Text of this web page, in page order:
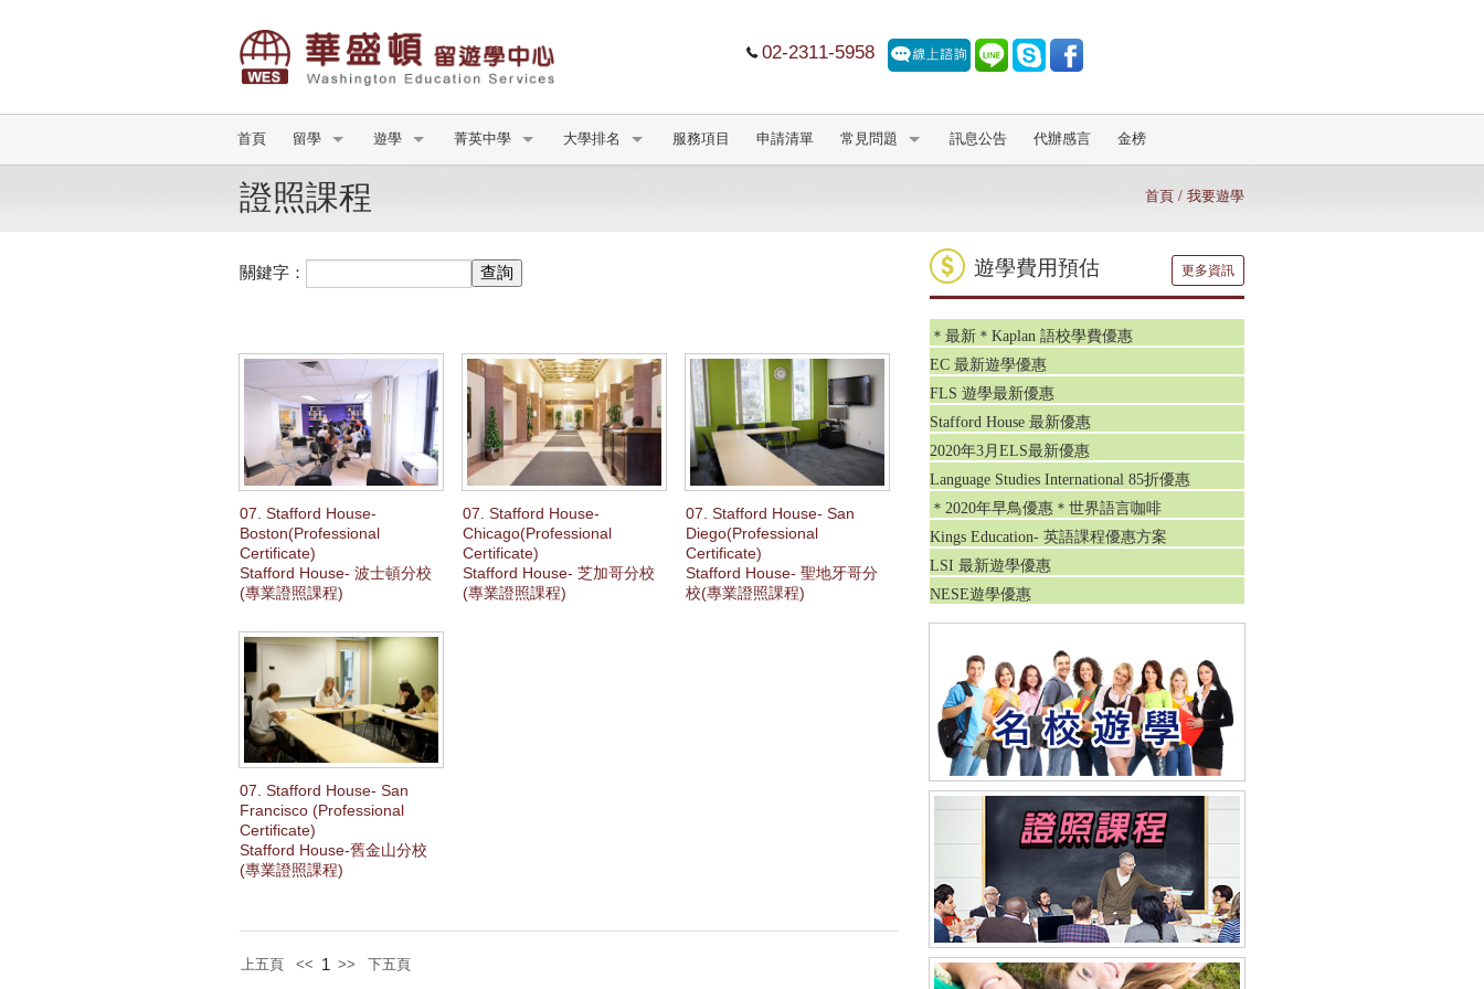
02-2311-5958
首頁 留學 遊學 菁英中學 大學排名 服務項目 申請清單 常見問題 訊息公告 代辦感言 金榜
證照課程 首頁/ 我要遊學
關鍵字：
07. Stafford House-
Boston(Professional
Certificate)
Stafford House- 波士頓分校
(專業證照課程)
07. Stafford House-
Chicago(Professional
Certificate)
Stafford House- 芝加哥分校
(專業證照課程)
07. Stafford House- San
Diego(Professional
Certificate)
Stafford House- 聖地牙哥分
校(專業證照課程)
07. Stafford House- San
Francisco (Professional
Certificate)
Stafford House-舊金山分校
(專業證照課程)
上五頁 << 1 >> 下五頁
遊學費用預估 更多資訊
＊最新＊Kaplan 語校學費優惠
EC 最新遊學優惠
FLS 遊學最新優惠
Stafford House 最新優惠
2020年3月ELS最新優惠
Language Studies International 85折優惠
＊2020年早鳥優惠＊世界語言咖啡
Kings Education- 英語課程優惠方案
LSI 最新遊學優惠
NESE遊學優惠